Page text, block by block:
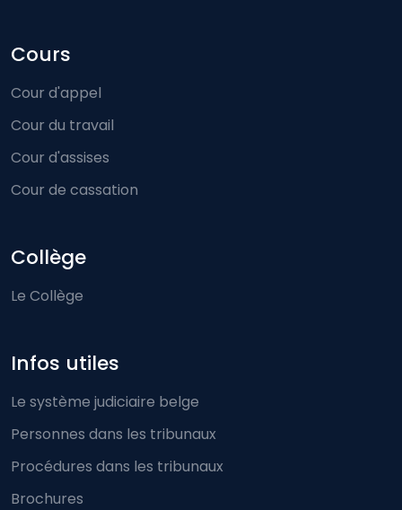
Cours
Cour d'appel
Cour du travail
Cour d'assises
Cour de cassation
Collège
Le Collège
Infos utiles
Le système judiciaire belge
Personnes dans les tribunaux
Procédures dans les tribunaux
Brochures